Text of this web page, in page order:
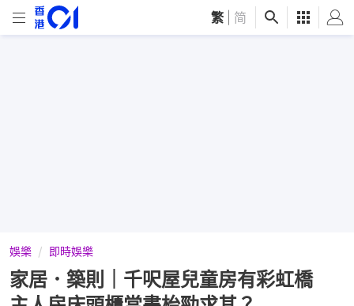
繁 简
娛樂 即時娛樂
家居．築則｜千呎屋兒童房有彩虹橋